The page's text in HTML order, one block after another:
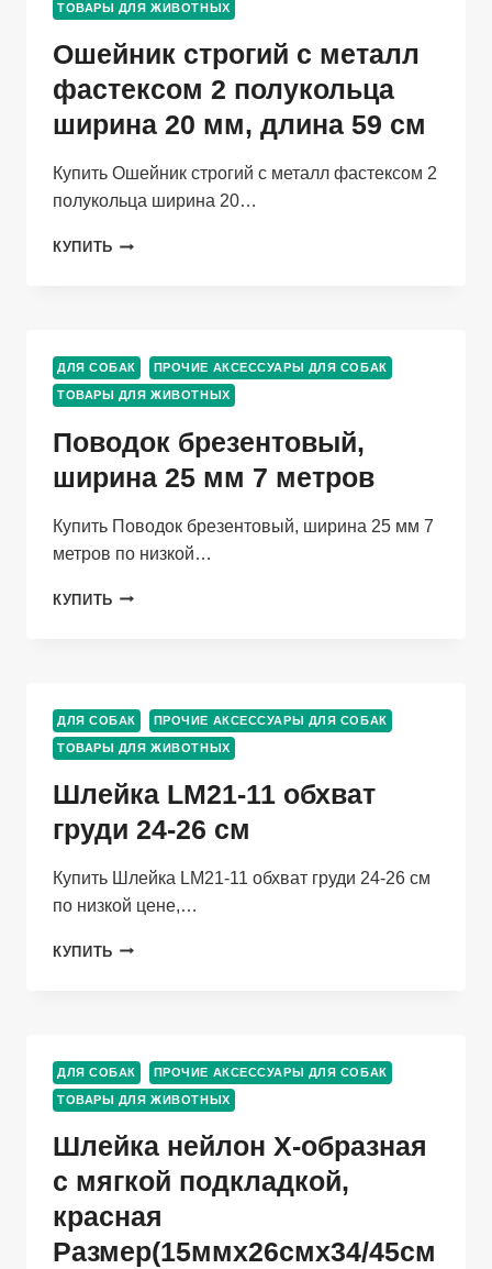
ТОВАРЫ ДЛЯ ЖИВОТНЫХ
Ошейник строгий с металл
фастексом 2 полукольца
ширина 20 мм, длина 59 см
Купить Ошейник строгий с металл фастексом 2
полукольца ширина 20…
КУПИТЬ ОШЕЙНИК
2
ПОЛУКОЛЬЦА
ШИРИНА
ММ,
ДЛИНА
59
ДЛЯ СОБАК ПРОЧИЕ АКСЕССУАРЫ ДЛЯ СОБАК
ТОВАРЫ ДЛЯ ЖИВОТНЫХ
Поводок брезентовый,
ширина 25 мм 7 метров
Купить Поводок брезентовый, ширина 25 мм 7
метров по низкой…
КУПИТЬ ПОВОДОК
МЕТРОВ
ДЛЯ СОБАК ПРОЧИЕ АКСЕССУАРЫ ДЛЯ СОБАК
ТОВАРЫ ДЛЯ ЖИВОТНЫХ
Шлейка LM21-11 обхват
груди 24-26 см
Купить Шлейка LM21-11 обхват груди 24-26 см
по низкой цене,…
КУПИТЬ ШЛЕЙКА
26
СМ
ДЛЯ СОБАК ПРОЧИЕ АКСЕССУАРЫ ДЛЯ СОБАК
ТОВАРЫ ДЛЯ ЖИВОТНЫХ
Шлейка нейлон Х-образная
с мягкой подкладкой,
красная
Размер(15ммх26смх34/45см